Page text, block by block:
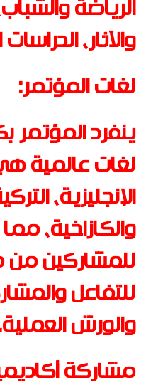
الرياضة
والآثار،
لغات المؤتمر:
ينفرد
لغات عالمية
الإنجليزية،
والكازاخية،
للمشاركين من
للتفاعل
والورش العملية
مشاركة